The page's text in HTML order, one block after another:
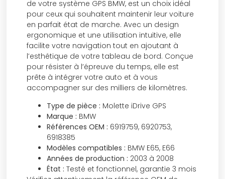
de votre système GPS BMW, est un choix idéal
pour ceux qui souhaitent maintenir leur voiture
en parfait état de marche. Avec un design
ergonomique et une utilisation intuitive, elle
facilite votre navigation tout en ajoutant à
l’esthétique de votre tableau de bord. Conçue
pour résister à l’épreuve du temps, elle est
prête à intégrer votre auto et à vous
accompagner sur des milliers de kilomètres.
Type de pièce : Molette iDrive GPS
Marque : BMW
Références OEM : 6919759, 6920753,
6918385
Modèles compatibles : BMW E65, E66
Années de production : 2003 à 2008
État : Testé et fonctionnel, garantie 3 mois